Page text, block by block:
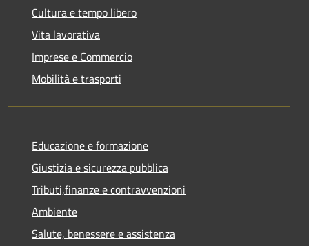
Cultura e tempo libero
Vita lavorativa
Imprese e Commercio
Mobilità e trasporti
Educazione e formazione
Giustizia e sicurezza pubblica
Tributi,finanze e contravvenzioni
Ambiente
Salute, benessere e assistenza